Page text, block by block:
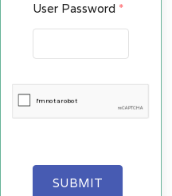
User Password *
SUBMIT